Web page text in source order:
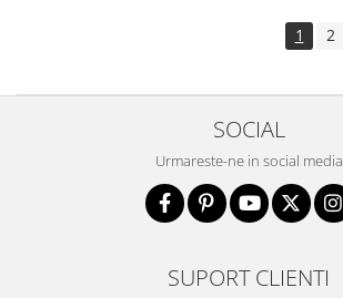
1 2
SOCIAL
Urmareste-ne in social media
SUPORT CLIENTI